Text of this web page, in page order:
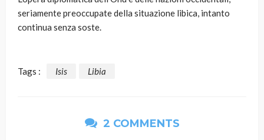
seriamente preoccupate della situazione libica, intanto
continua senza soste.
Tags : Isis Libia
2 COMMENTS